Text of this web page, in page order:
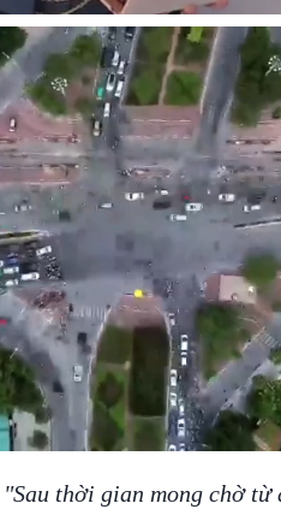
"Sau thời gian mong chờ từ